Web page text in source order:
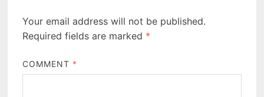
Your email address will not be published.
Required fields are marked *
COMMENT *